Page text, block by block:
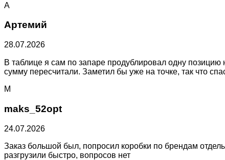
А
Артемий
28.07.2026
В таблице я сам по запаре продублировал одну
сумму пересчитали. Заметил бы уже на точке, так что
M
maks_52opt
24.07.2026
Заказ большой был, попросил коробки по брендам
разгрузили быстро, вопросов нет